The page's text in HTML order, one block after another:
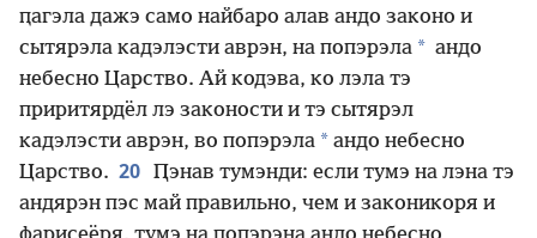
ԥагэла дажэ само найбаро алав андо законо и
сытярэла кадэлэсти аврэн, на попэрэла * андо
небесно Царство. Ай кодэва, ко лэла тэ
приритярдёл лэ законости и тэ сытярэл
кадэлэсти аврэн, во попэрэла * андо небесно
Царство. 20 Ԥэнав тумэнди: если тумэ на лэна тэ
андярэн пэс май правильно, чем и законикоря и